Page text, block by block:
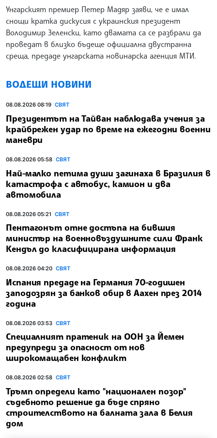
Унгарският премиер Петер Мадяр заяви, че е имал
снощи кратка дискусия с украинския президент
Володимир Зеленски, като двамата са се разбрали да
проведат в близко бъдеще официална двустранна
среща, предаде унгарската новинарска агенция МТИ.
ВОДЕЩИ НОВИНИ
08.08.2026 08:19 СВЯТ
Президентът на Тайван наблюдава учения за
крайбрежен удар по време на ежегодни военни
маневри
08.08.2026 05:58 СВЯТ
Най-малко петима души загинаха в Бразилия в
катастрофа с автобус, камион и два
автомобила
08.08.2026 05:21 СВЯТ
Пентагонът отне достъпа на бившия
министър на военновъздушните сили Франк
Кендъл до класифицирана информация
08.08.2026 04:20 СВЯТ
Испания предаде на Германия 70-годишен
заподозрян за банков обир в Аахен през 2014
година
08.08.2026 03:53 СВЯТ
Специалният пратеник на ООН за Йемен
предупреди за опасност от нов
широкомащабен конфликт
08.08.2026 02:58 СВЯТ
Тръмп определи като "национален позор"
съдебното решение да бъде спряно
строителството на балната зала в Белия
дом